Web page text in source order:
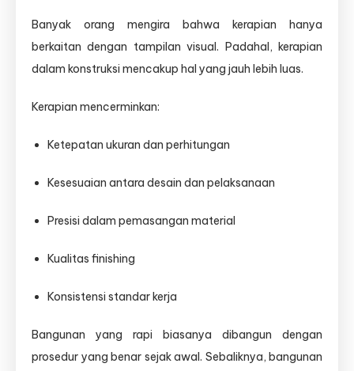
Banyak orang mengira bahwa kerapian hanya
berkaitan dengan tampilan visual. Padahal, kerapian
dalam konstruksi mencakup hal yang jauh lebih luas.
Kerapian mencerminkan:
Ketepatan ukuran dan perhitungan
Kesesuaian antara desain dan pelaksanaan
Presisi dalam pemasangan material
Kualitas finishing
Konsistensi standar kerja
Bangunan yang rapi biasanya dibangun dengan
prosedur yang benar sejak awal. Sebaliknya, bangunan